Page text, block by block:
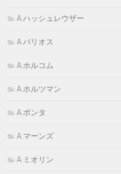
A.ハッシュレウザー
A.バリオス
A.ホルコム
A.ホルツマン
A.ボンタ
A.マーンズ
A.ミオリン